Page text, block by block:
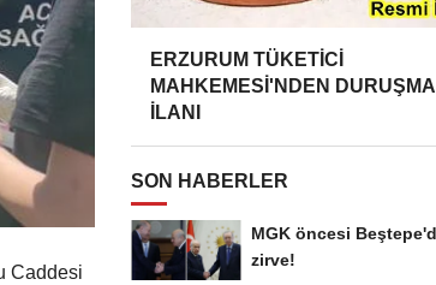
Caddesi
ERZURUM TÜKETİCİ
MAHKEMESİ'NDEN DURUŞMA
İLANI
SON HABERLER
MGK öncesi
zirve!